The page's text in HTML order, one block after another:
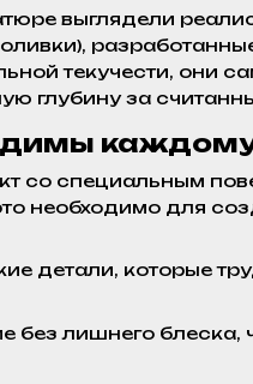
выглядели
текучести, они
глубину за
со специальным
необходимо для
детали, которые
без лишнего блеска,